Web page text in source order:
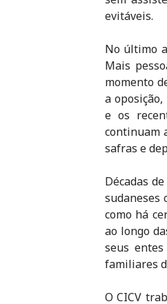
evitáveis.
No último
Mais
momento
a
e os
continuam
safras e
Décadas
sudaneses
como há
ao longo
seus
familiares
O CICV